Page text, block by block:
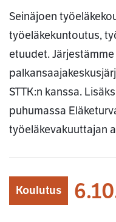
Seinäjoen
työeläkekuntoutus,
etuudet.
STTK:n kanssa.
puhumassa
työeläkevakuuttajan
Koulutus